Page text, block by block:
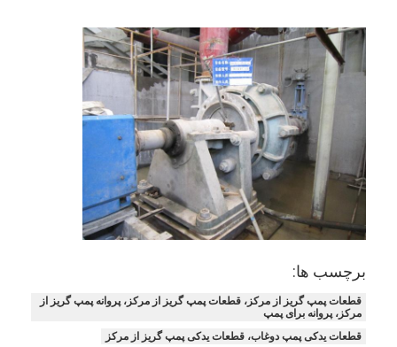
برچسب ها:
قطعات پمپ گریز از مرکز، قطعات پمپ گریز از مرکز، پروانه پمپ گریز از
مرکز، پروانه برای پمپ
قطعات یدکی پمپ دوغاب، قطعات یدکی پمپ گریز از مرکز